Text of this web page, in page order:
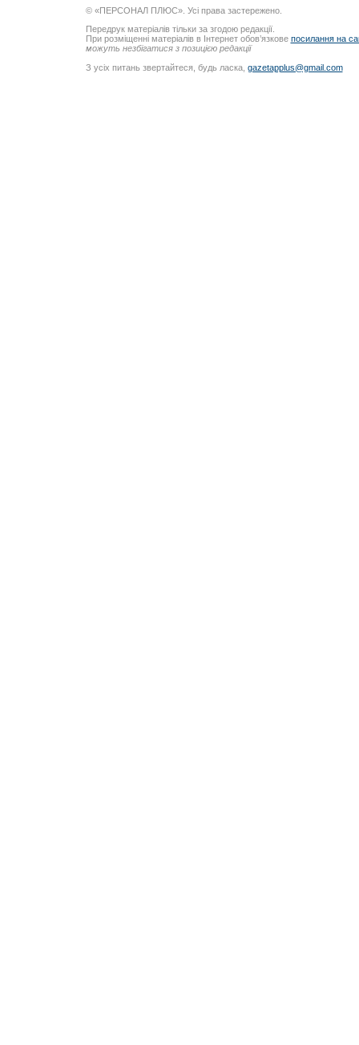
© «ПЕРСОНАЛ ПЛЮС». Усі права застережено.
Передрук матеріалів тільки за згодою редакції.
При розміщенні матеріалів в Інтернет обов’язкове посилання на
можуть незбігатися з позицією редакції
З усіх питань звертайтеся, будь ласка, gazetapplus@gmail.com